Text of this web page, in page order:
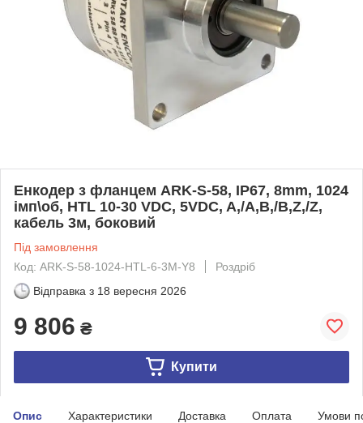
Енкодер з фланцем ARK-S-58, IP67, 8mm, 1024
імп\об, HTL 10-30 VDC, 5VDC, A,/A,B,/B,Z,/Z,
кабель 3м, боковий
Під замовлення
Код: ARK-S-58-1024-HTL-6-3M-Y8
Роздріб
Відправка з 18 вересня 2026
9 806 ₴
Купити
Опис Характеристики Доставка Оплата Умови